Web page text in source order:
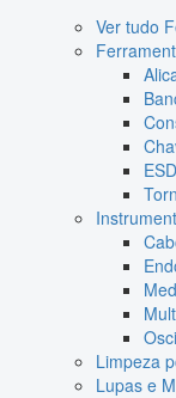
Ver tudo
Limpeza
Lupas e